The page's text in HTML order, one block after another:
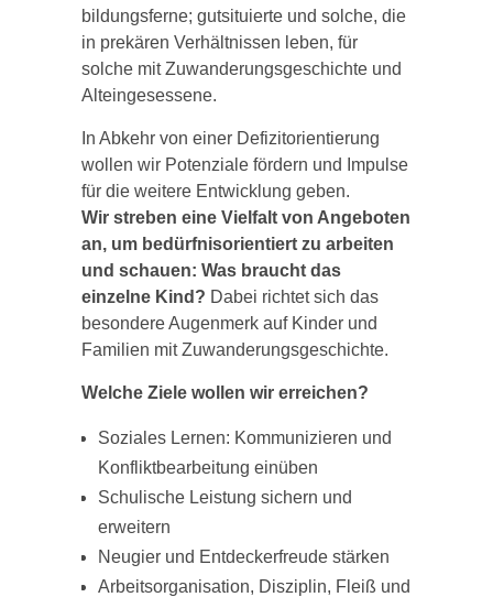
bildungsferne; gutsituierte und solche, die
in prekären Verhältnissen leben, für
solche mit Zuwanderungsgeschichte und
Alteingesessene.
In Abkehr von einer Defizitorientierung
wollen wir Potenziale fördern und Impulse
für die weitere Entwicklung geben.
Wir streben eine Vielfalt von Angeboten
an, um bedürfnisorientiert zu arbeiten
und schauen: Was braucht das
einzelne Kind? Dabei richtet sich das
besondere Augenmerk auf Kinder und
Familien mit Zuwanderungsgeschichte.
Welche Ziele wollen wir erreichen?
Soziales Lernen: Kommunizieren und
Konfliktbearbeitung einüben
Schulische Leistung sichern und
erweitern
Neugier und Entdeckerfreude stärken
Arbeitsorganisation, Disziplin, Fleiß und